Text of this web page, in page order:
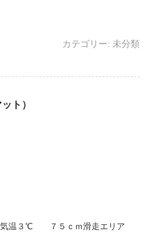
カテゴリー: 未分類
ト）
気温３℃ ７５ｃｍ滑走エリア